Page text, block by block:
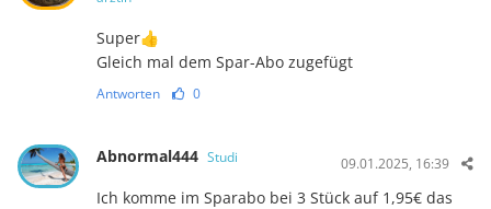
Super👍
Gleich mal dem Spar-Abo zugefügt
Antworten 0
Abnormal444 Studi 09.01.2025, 16:39
Ich komme im Sparabo bei 3 Stück auf 1,95€ das